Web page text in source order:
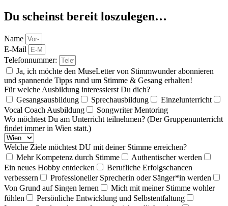
Du scheinst bereit loszulegen…
Name
E-Mail
Telefonnummer:
Ja, ich möchte den MuseLetter von Stimmwunder abonnieren
und spannende Tipps rund um Stimme & Gesang erhalten!
Für welche Ausbildung interessierst Du dich?
Gesangsausbildung
Sprechausbildung
Einzelunterricht
Vocal Coach Ausbildung
Songwriter Mentoring
Wo möchtest Du am Unterricht teilnehmen? (Der Gruppenunterricht
findet immer in Wien statt.)
Welche Ziele möchtest DU mit deiner Stimme erreichen?
Mehr Kompetenz durch Stimme
Authentischer werden
Ein neues Hobby entdecken
Berufliche Erfolgschancen
verbessern
Professioneller Sprecherin oder Sänger*in werden
Von Grund auf Singen lernen
Mich mit meiner Stimme wohler
fühlen
Persönliche Entwicklung und Selbstentfaltung